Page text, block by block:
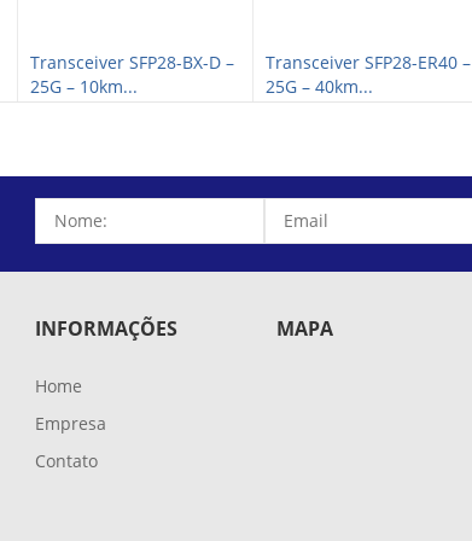
Transceiver SFP28-BX-D –
25G – 10km...
Transceiver SFP28-ER40 –
25G – 40km...
INFORMAÇÕES
Home
Empresa
Contato
MAPA